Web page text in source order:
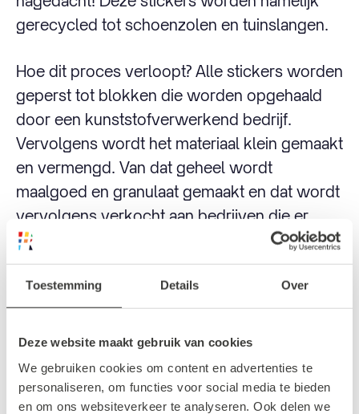
Toestemming Details Over
Deze website maakt gebruik van cookies
We gebruiken cookies om content en advertenties te
personaliseren, om functies voor social media te bieden
en om ons websiteverkeer te analyseren. Ook delen we
gerecycled tot schoenzolen en tuinslangen.
Hoe dit proces verloopt? Alle stickers worden
geperst tot blokken die worden opgehaald
door een kunststofverwerkend bedrijf.
Vervolgens wordt het materiaal klein gemaakt
en vermengd. Van dat geheel wordt
maalgoed en granulaat gemaakt en dat wordt
vervolgens verkocht aan bedrijven die er
flexibele materialen van maken, zoals
schoenzolen en tuinslangen.
Lees meer over Koningsdag 2023 in
Ben jij te vinden in Rotterdam Centrum tijdens